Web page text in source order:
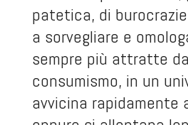
patetica, di
a sorvegliare e
sempre più attratte
consumismo, in un
avvicina rapidamente